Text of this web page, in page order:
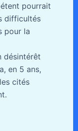
pourrait
difficultés
pour la
désintérêt
en 5 ans,
cités